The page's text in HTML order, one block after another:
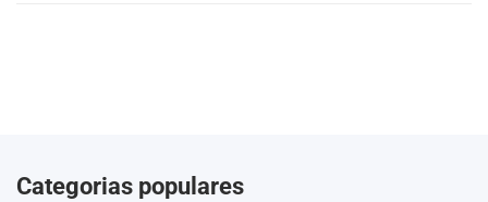
Categorias populares